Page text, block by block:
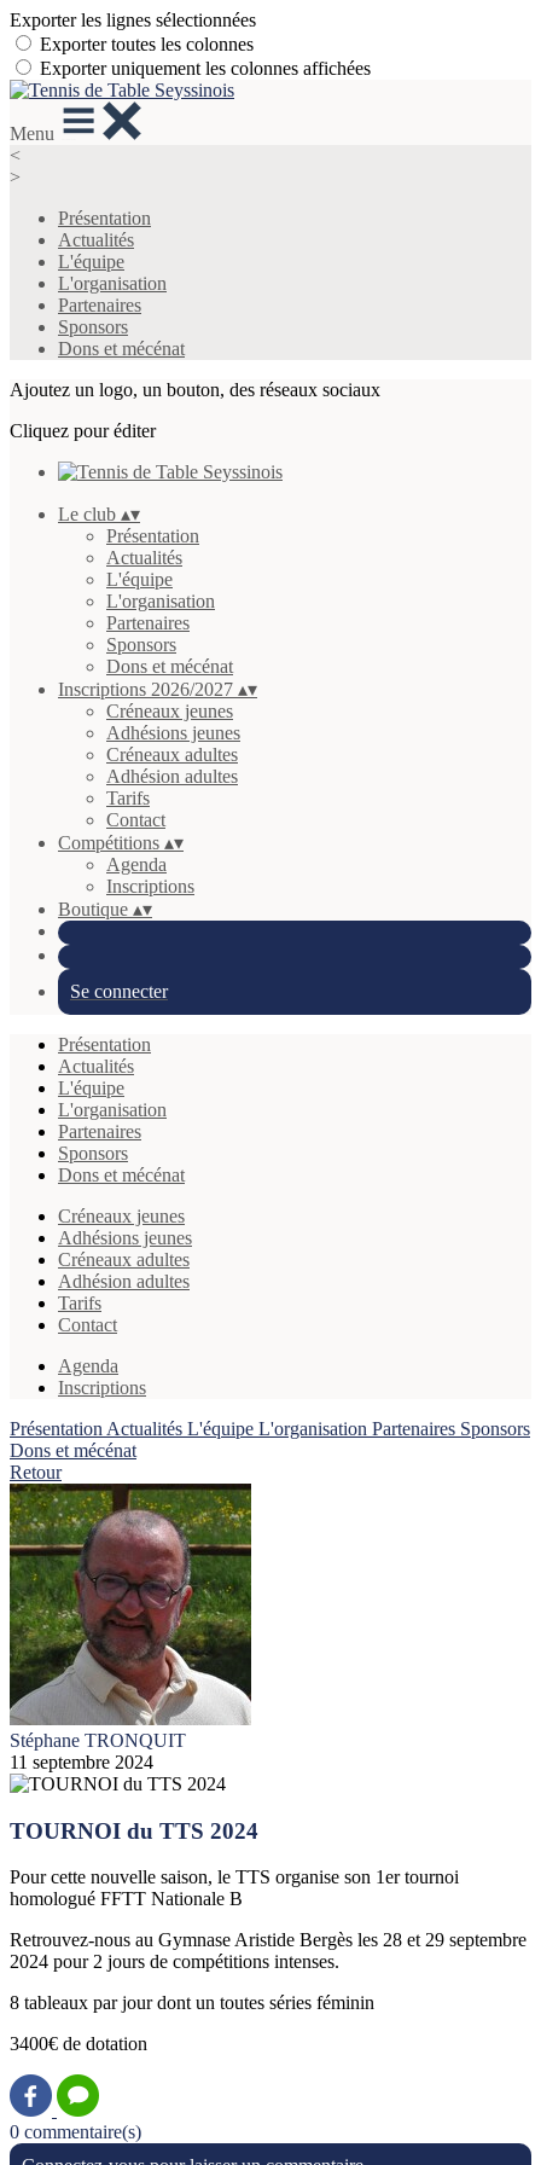
Exporter les lignes sélectionnées
Exporter toutes les colonnes
Exporter uniquement les colonnes affichées
Menu
<
>
Présentation
Actualités
L'équipe
L'organisation
Partenaires
Sponsors
Dons et mécénat
Ajoutez un logo, un bouton, des réseaux sociaux
Cliquez pour éditer
Le club ▴▾
Présentation
Actualités
L'équipe
L'organisation
Partenaires
Sponsors
Dons et mécénat
Inscriptions 2026/2027 ▴▾
Créneaux jeunes
Adhésions jeunes
Créneaux adultes
Adhésion adultes
Tarifs
Contact
Compétitions ▴▾
Agenda
Inscriptions
Boutique ▴▾
Se connecter
Présentation
Actualités
L'équipe
L'organisation
Partenaires
Sponsors
Dons et mécénat
Créneaux jeunes
Adhésions jeunes
Créneaux adultes
Adhésion adultes
Tarifs
Contact
Agenda
Inscriptions
Présentation Actualités L'équipe L'organisation Partenaires Sponsors
Dons et mécénat
Retour
Stéphane TRONQUIT
11 septembre 2024
TOURNOI du TTS 2024
Pour cette nouvelle saison, le TTS organise son 1er tournoi
homologué FFTT Nationale B
Retrouvez-nous au Gymnase Aristide Bergès les 28 et 29 septembre
2024 pour 2 jours de compétitions intenses.
8 tableaux par jour dont un toutes séries féminin
3400€ de dotation
0 commentaire(s)